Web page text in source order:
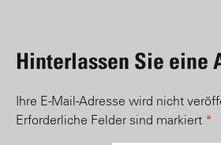
Hinterlassen Sie eine
Ihre E-Mail-Adresse wird nicht
Erforderliche Felder sind markiert *